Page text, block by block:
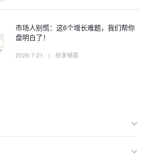
市场人别慌：这6个增长难题，我们帮你
盘明白了！
2026-7-21 | 纷享销客